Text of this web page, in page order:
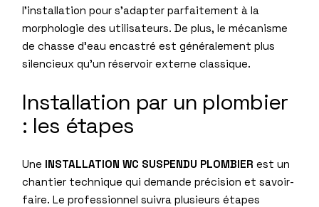
l’installation pour s’adapter parfaitement à la
morphologie des utilisateurs. De plus, le mécanisme
de chasse d’eau encastré est généralement plus
silencieux qu’un réservoir externe classique.
Installation par un plombier
: les étapes
Une INSTALLATION WC SUSPENDU PLOMBIER est un
chantier technique qui demande précision et savoir-
faire. Le professionnel suivra plusieurs étapes